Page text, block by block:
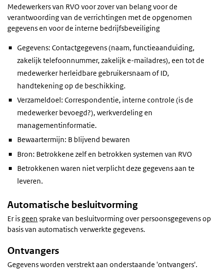
Medewerkers van RVO voor zover van belang voor de
verantwoording van de verrichtingen met de opgenomen
gegevens en voor de interne bedrijfsbeveiliging
Gegevens: Contactgegevens (naam, functieaanduiding,
zakelijk telefoonnummer, zakelijk e-mailadres), een tot de
medewerker herleidbare gebruikersnaam of ID,
handtekening op de beschikking.
Verzameldoel: Correspondentie, interne controle (is de
medewerker bevoegd?), werkverdeling en
managementinformatie.
Bewaartermijn: B blijvend bewaren
Bron: Betrokkene zelf en betrokken systemen van RVO
Betrokkenen waren niet verplicht deze gegevens aan te
leveren.
Automatische besluitvorming
Er isgeen sprake van besluitvorming over persoonsgegevens op
basis van automatisch verwerkte gegevens.
Ontvangers
Gegevens worden verstrekt aan onderstaande 'ontvangers'.